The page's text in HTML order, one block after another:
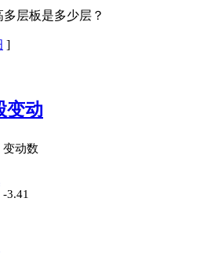
层板是多少层？
]
变动
变动数
-3.41